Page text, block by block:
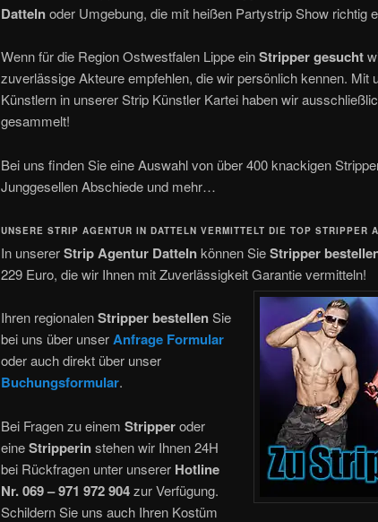
Dattelnoder Umgebung, die mit heißen Partystrip Show richtig
Wenn für die Region Ostwestfalen Lippe einStripper gesucht
zuverlässige Akteure empfehlen, die wir persönlich kennen. Mit
Künstlern in unserer Strip Künstler Kartei haben wir
gesammelt!
Bei uns finden Sie eine Auswahl von über 400 knackigen
Junggesellen Abschiede und mehr…
UNSERE STRIP AGENTUR IN DATTELN VERMITTELT DIE TOP STRIPPER
In unsererStrip Agentur Dattelnkönnen SieStripper
229 Euro, die wir Ihnen mit Zuverlässigkeit Garantie vermitteln!
Ihren regionalenStripper bestellenSie
bei uns über unserAnfrage Formular
oder auch direkt über unser
Buchungsformular.
Bei Fragen zu einem Stripperoder
eineStripperinstehen wir Ihnen 24H
bei Rückfragen unter unserer Hotline
Nr. 069 – 971 972 904zur Verfügung.
Schildern Sie uns auch Ihren Kostüm